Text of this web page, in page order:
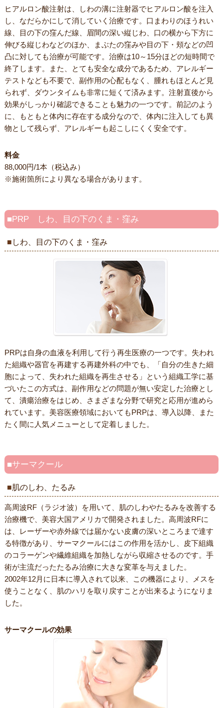
ヒアルロン酸注射は、しわの溝に注射器でヒアルロン酸を注入
し、なだらかにして消していく治療です。口まわりのほうれい
線、目の下の窪んだ線、眉間の深い縦じわ、口の横から下方に
伸びる縦じわなどのほか、まぶたの窪みや目の下・頬などの凹
凸に対しても治療が可能です。治療は10～15分ほどの短時間で
終了します。また、とても安全な成分であるため、アレルギー
テストなども不要で、副作用の心配もなく、腫れもほとんど見
られず、ダウンタイムも非常に短くて済みます。注射直後から
効果がしっかり確認できることも魅力の一つです。前記のよう
に、もともと体内に存在する成分なので、体内に注入しても異
物として残らず、アレルギーも起こしにくく安全です。
料金
88,000円/1本（税込み）
※施術箇所により異なる場合があります。
PRP しわ、目の下のくま・窪み
しわ、目の下のくま・窪み
PRPは自身の血液を利用して行う再生医療の一つです。失われ
た組織や器官を再建する再建外科の中でも、「自分の生きた細
胞によって、失われた組織を再生させる」という組織工学に基
づいたこの方式は、副作用などの問題が無い安定した治療とし
て、潰瘍治療をはじめ、さまざまな分野で研究と応用が進めら
れています。美容医療領域においてもPRPは、導入以降、また
たく間に人気メニューとして定着しました。
サーマクール
肌のしわ、たるみ
高周波RF（ラジオ波）を用いて、肌のしわやたるみを改善する
治療機で、美容大国アメリカで開発されました。高周波RFに
は、レーザーや赤外線では届かない皮膚の深いところまで達す
る特徴があり、サーマクールにはこの作用を活かし、皮下組織
のコラーゲンや繊維組織を加熱しながら収縮させるのです。手
術が主流だったたるみ治療に大きな変革を与えました。
2002年12月に日本に導入されて以来、この機器により、メスを
使うことなく、肌のハリを取り戻すことが出来るようになりま
した。
サーマクールの効果